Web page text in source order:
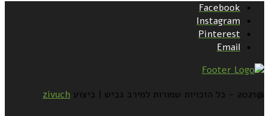
Facebook
Instagram
Pinterest
Email
@2021 - כל הזכויות שמורות למירב גביש | ביצוע zivuch